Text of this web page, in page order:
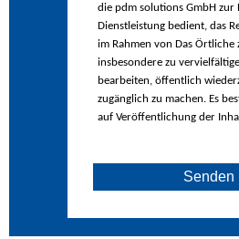
die pdm solutions GmbH zur
Dienstleistung bedient, das
im Rahmen von Das Örtliche
insbesondere zu
bearbeiten, öffentlich
zugänglich zu machen. Es
auf Veröffentlichung der
Senden